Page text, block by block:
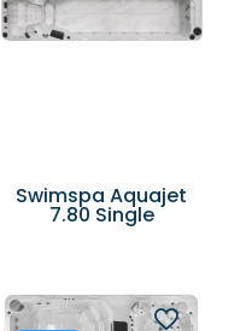
Swimspa Aquajet
7.80 Single